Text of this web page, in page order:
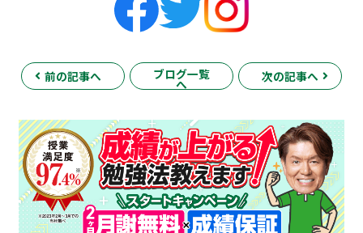
前の記事へ ブログ一覧
へ
次の記事へ